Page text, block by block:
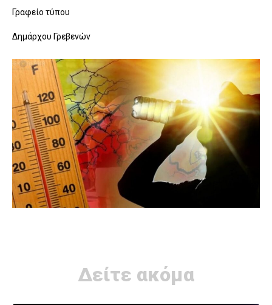
Γραφείο τύπου
Δημάρχου Γρεβενών
Δείτε ακόμα